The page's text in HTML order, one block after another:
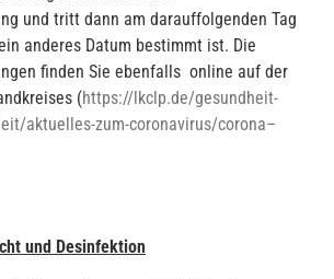
und tritt dann am darauffolgenden Tag
anderes Datum bestimmt ist. Die
finden Sie ebenfalls online auf der
(https://lkclp.de/gesundheit-
aktuelles-zum-coronavirus/corona–
und Desinfektion